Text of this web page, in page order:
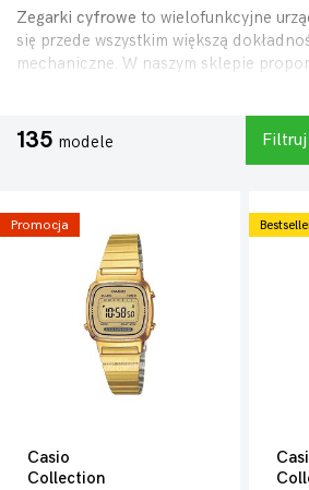
Zegarki cyfrowe to wielofunkcyjne
się przede wszystkim większą
mechaniczne. W naszym sklepie
elektroniczne
dostępne obecnie na
135 modele Filtruj
Promocja
Casio
Collection